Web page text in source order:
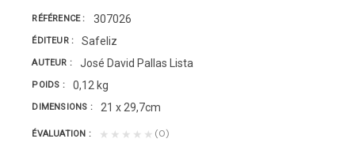
RÉFÉRENCE 307026
ÉDITEUR Safeliz
AUTEUR José David Pallas Lista
POIDS 0,12 kg
DIMENSIONS 21 x 29,7cm
ÉVALUATION ★★★★★ (0)